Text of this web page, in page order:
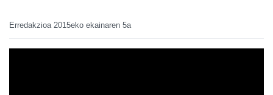
Erredakzioa 2015eko ekainaren 5a